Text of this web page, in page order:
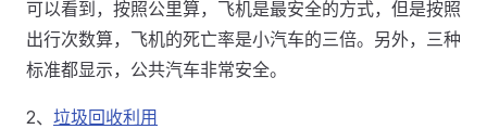
可以看到，按照公里算，飞机是最安全的方式，但是按照
出行次数算，飞机的死亡率是小汽车的三倍。另外，三种
标准都显示，公共汽车非常安全。
2、 垃圾回收利用